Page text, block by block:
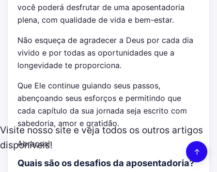
você poderá desfrutar de uma aposentadoria
plena, com qualidade de vida e bem-estar.
Não esqueça de agradecer a Deus por cada dia
vivido e por todas as oportunidades que a
longevidade te proporciona.
Que Ele continue guiando seus passos,
abençoando seus esforços e permitindo que
cada capítulo da sua jornada seja escrito com
sabedoria, amor e gratidão.
Abraços!
Quais são os desafios da aposentadoria?
Visite nosso site e veja todos os outros artigos
disponíveis!
↑